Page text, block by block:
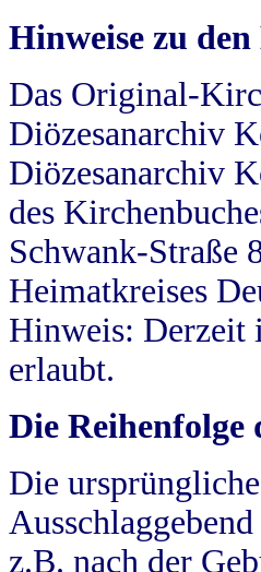
Hinweise zu
Das Original-
Diözesanarchiv
Diözesanarchiv
des
Schwank-Straße
Heimatkreises
Hinweis: Derzeit
erlaubt.
Die Reihenfolge
Die
z.B. nach der